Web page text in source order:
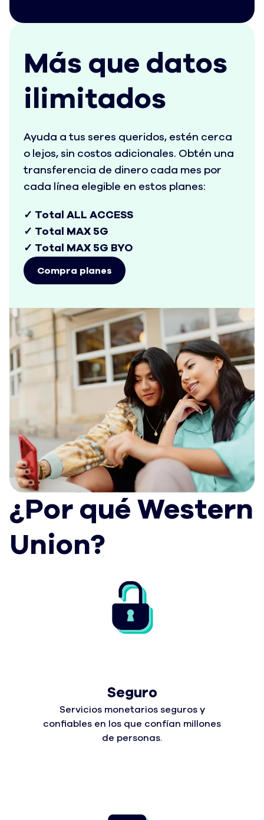
Más que datos
ilimitados
Ayuda a tus seres queridos, estén cerca
o lejos, sin costos adicionales. Obtén una
transferencia de dinero cada mes por
cada línea elegible en estos planes:
✓ Total ALL ACCESS
✓ Total MAX 5G
✓ Total MAX 5G BYO
Compra planes
¿Por qué Western
Union?
Seguro
Servicios monetarios seguros y
confiables en los que confían millones
de personas.